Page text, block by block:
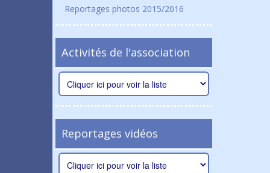
Reportages photos 2015/2016
Activités de l'association
Reportages vidéos